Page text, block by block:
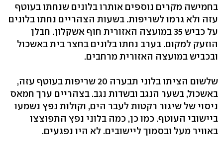
בחמישה מקרים נוספים אותרו בלונים שנחתו בעוטף
עזה ולא גרמו לשריפות. בשעות הצהריים נחתו בלונים
על כביש 35 במועצה האזורית חוף אשקלון. חבלן
הוזעק למקום. בערב נחתו בלונים בחצר בית באשכול
ובכביש במועצה האזורית מרחבים.
שלשום הציתו בלוני תבערה 20 שריפות בעוטף עזה,
באשכול, בשער הנגב ובשדות נגב. בצהריים ערך חמאס
ניסוי של שיגור רקטות לעבר הים, וקולות נפץ נשמעו
ביישובי העוטף. כמו כן, כמה בלוני נפץ התפוצצו
באוויר מעל ובסמוך ליישובים. לא היו נפגעים.